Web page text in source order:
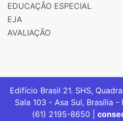
EDUCAÇÃO ESPECIAL
EJA
AVALIAÇÃO
Edifício Brasil 21. SHS,
Sala 103 - Asa Sul, Brasília -
(61) 2195-8650 |